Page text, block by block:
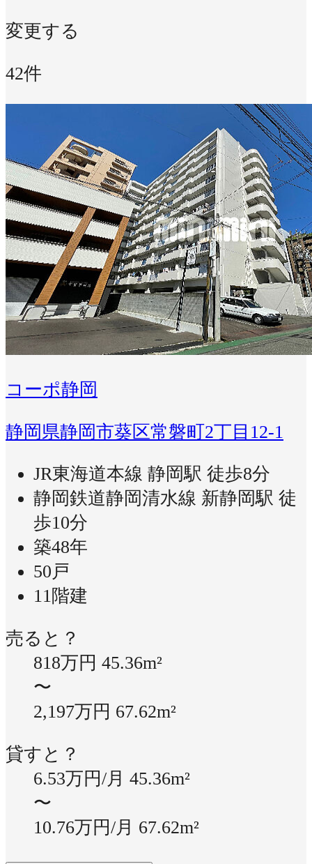
変更する
42件
コーポ静岡
静岡県静岡市葵区常磐町2丁目12-1
JR東海道本線 静岡駅 徒歩8分
静岡鉄道静岡清水線 新静岡駅 徒
歩10分
築48年
50戸
11階建
売ると？
818万円 45.36m²
〜
2,197万円 67.62m²
貸すと？
6.53万円/月 45.36m²
〜
10.76万円/月 67.62m²